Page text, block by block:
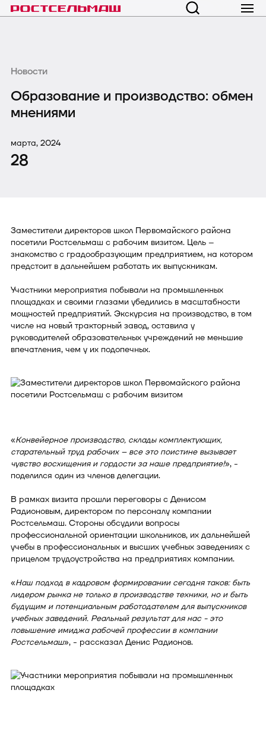
Новости
Образование и производство: обмен
мнениями
марта, 2024
28
Заместители директоров школ Первомайского района
посетили Ростсельмаш с рабочим визитом. Цель –
знакомство с градообразующим предприятием, на котором
предстоит в дальнейшем работать их выпускникам.
Участники мероприятия побывали на промышленных
площадках и своими глазами убедились в масштабности
мощностей предприятий. Экскурсия на производство, в том
числе на новый тракторный завод, оставила у
руководителей образовательных учреждений не меньшие
впечатления, чем у их подопечных.
«Конвейерное производство, склады комплектующих,
старательный труд рабочих – все это поистине вызывает
чувство восхищения и гордости за наше предприятие!», -
поделился один из членов делегации.
В рамках визита прошли переговоры с Денисом
Радионовым, директором по персоналу компании
Ростсельмаш. Стороны обсудили вопросы
профессиональной ориентации школьников, их дальнейшей
учебы в профессиональных и высших учебных заведениях с
прицелом трудоустройства на предприятиях компании.
«Наш подход в кадровом формировании сегодня таков: быть
лидером рынка не только в производстве техники, но и быть
будущим и потенциальным работодателем для выпускников
учебных заведений. Реальный результат для нас - это
повышение имиджа рабочей профессии в компании
Ростсельмаш», - рассказал Денис Радионов.